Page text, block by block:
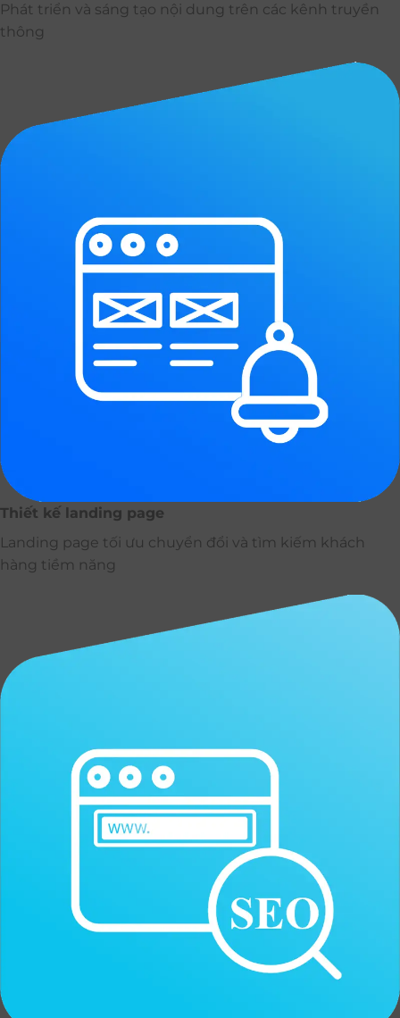
Phát triển và sáng tạo nội dung trên các kênh truyền
thông
Thiết kế landing page
Landing page tối ưu chuyển đổi và tìm kiếm khách
hàng tiềm năng